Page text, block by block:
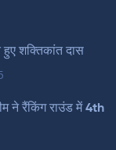
हुए शक्तिकांत दास
ने रैंकिंग राउंड में 4th